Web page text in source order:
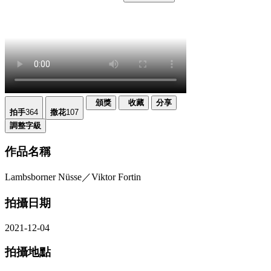
拍手364 撒花107
頒獎 收藏 分享
調整字級
作品名稱
Lambsborner Nüsse／Viktor Fortin
拍攝日期
2021-12-04
拍攝地點